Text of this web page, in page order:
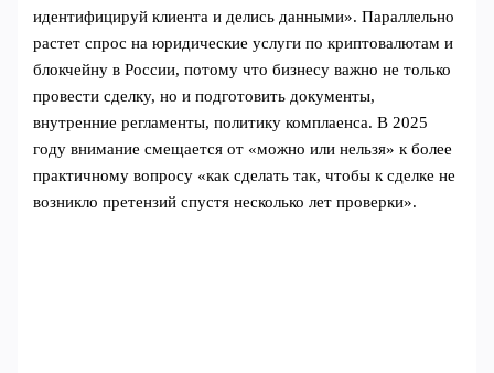
идентифицируй клиента и делись данными». Параллельно
растет спрос на юридические услуги по криптовалютам и
блокчейну в России, потому что бизнесу важно не только
провести сделку, но и подготовить документы,
внутренние регламенты, политику комплаенса. В 2025
году внимание смещается от «можно или нельзя» к более
практичному вопросу «как сделать так, чтобы к сделке не
возникло претензий спустя несколько лет проверки».